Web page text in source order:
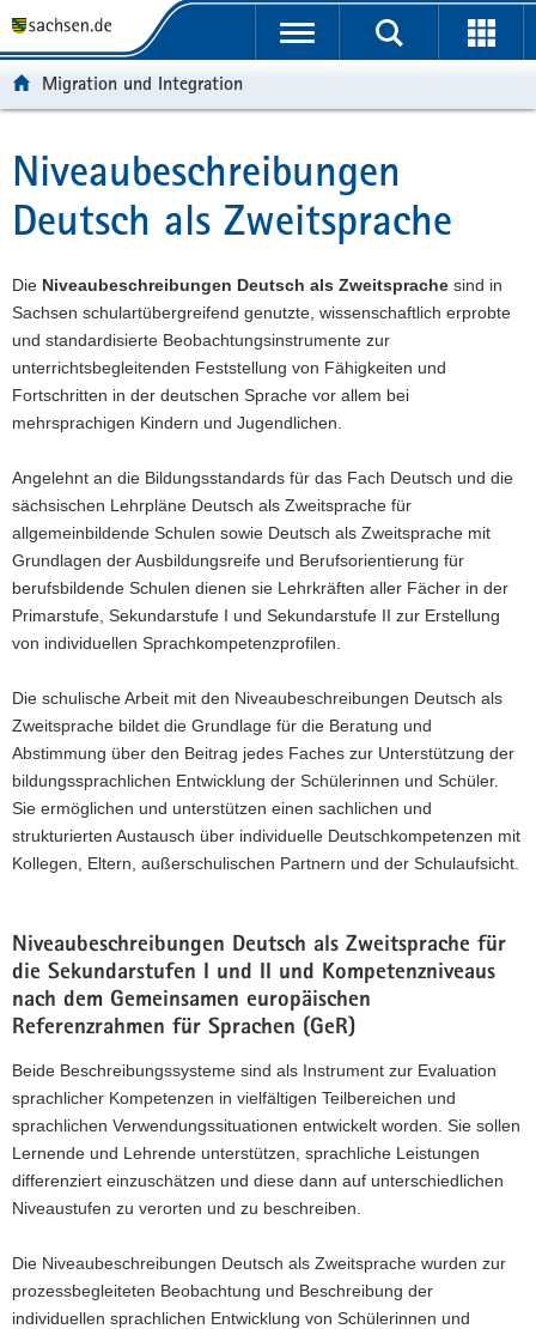
t
ü
b
e
g
r
e
i
f
e
d
e
N
a
v
i
g
t
i
o
n
t
n
a
v
g
a
t
i
o
n
p
n
h
a
t
t
e
I
n
o
r
m
a
t
i
n
t
-
B
e
e
i
c
h
Migration und Integration
Hauptinhalt
Niveaubeschreibungen
Deutsch als Zweitsprache
Die Niveaubeschreibungen Deutsch als Zweitsprache sind in
Sachsen schulartübergreifend genutzte, wissenschaftlich erprobte
und standardisierte Beobachtungsinstrumente zur
unterrichtsbegleitenden Feststellung von Fähigkeiten und
Fortschritten in der deutschen Sprache vor allem bei
mehrsprachigen Kindern und Jugendlichen.
Angelehnt an die Bildungsstandards für das Fach Deutsch und die
sächsischen Lehrpläne Deutsch als Zweitsprache für
allgemeinbildende Schulen sowie Deutsch als Zweitsprache mit
Grundlagen der Ausbildungsreife und Berufsorientierung für
berufsbildende Schulen dienen sie Lehrkräften aller Fächer in der
Primarstufe, Sekundarstufe I und Sekundarstufe II zur Erstellung
von individuellen Sprachkompetenzprofilen.
Die schulische Arbeit mit den Niveaubeschreibungen Deutsch als
Zweitsprache bildet die Grundlage für die Beratung und
Abstimmung über den Beitrag jedes Faches zur Unterstützung der
bildungssprachlichen Entwicklung der Schülerinnen und Schüler.
Sie ermöglichen und unterstützen einen sachlichen und
strukturierten Austausch über individuelle Deutschkompetenzen mit
Kollegen, Eltern, außerschulischen Partnern und der Schulaufsicht.
Niveaubeschreibungen Deutsch als Zweitsprache für
die Sekundarstufen I und II und Kompetenzniveaus
nach dem Gemeinsamen europäischen
Referenzrahmen für Sprachen (GeR)
Beide Beschreibungssysteme sind als Instrument zur Evaluation
sprachlicher Kompetenzen in vielfältigen Teilbereichen und
sprachlichen Verwendungssituationen entwickelt worden. Sie sollen
Lernende und Lehrende unterstützen, sprachliche Leistungen
differenziert einzuschätzen und diese dann auf unterschiedlichen
Niveaustufen zu verorten und zu beschreiben.
Die Niveaubeschreibungen Deutsch als Zweitsprache wurden zur
prozessbegleiteten Beobachtung und Beschreibung der
individuellen sprachlichen Entwicklung von Schülerinnen und